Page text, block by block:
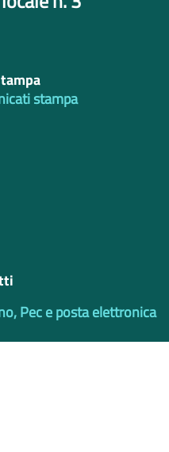
stampa
Pec e posta elettronica